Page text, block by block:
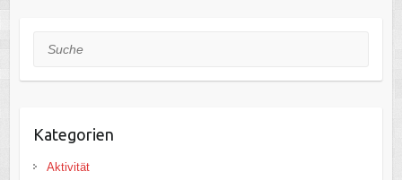
Suche
Kategorien
Aktivität